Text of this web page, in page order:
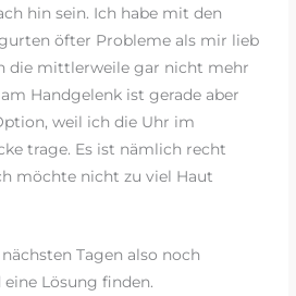
hin sein. Ich habe mit den
öfter Probleme als mir lieb
die mittlerweile gar nicht mehr
Handgelenk ist gerade aber
weil ich die Uhr im
trage. Es ist nämlich recht
möchte nicht zu viel Haut
Tagen also noch
Lösung finden.